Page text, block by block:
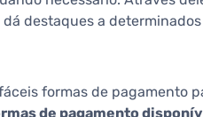
destaques a
formas de pagamento
de pagamento